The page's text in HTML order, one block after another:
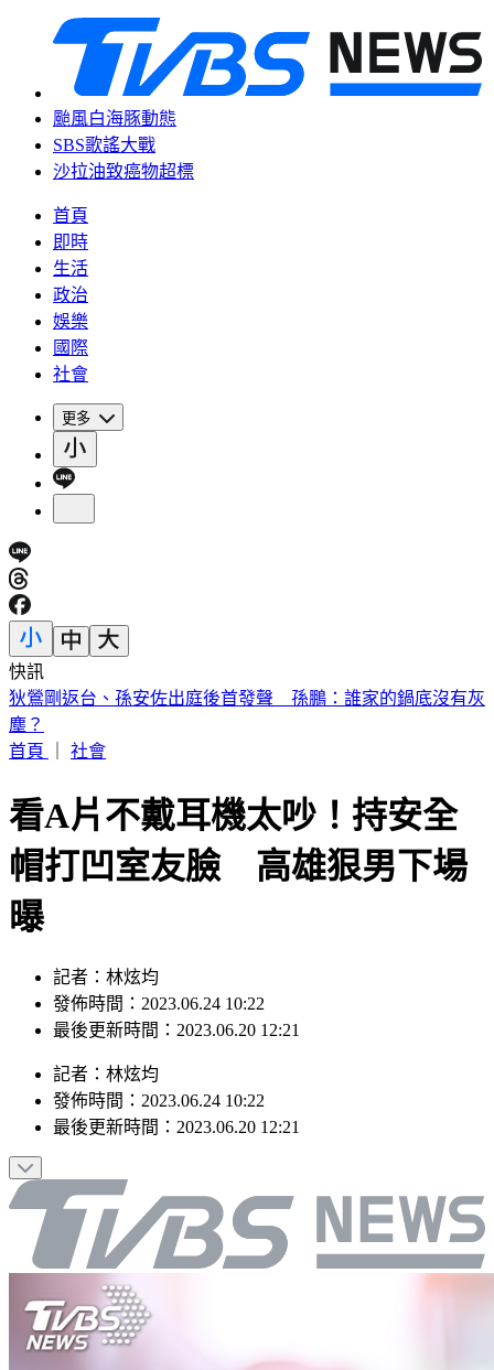
颱風白海豚動態
SBS歌謠大戰
沙拉油致癌物超標
首頁
即時
生活
政治
娛樂
國際
社會
更多
快訊
退休軍公教月退金傳加碼近6％ 行政院：最晚10月與立院溝
通
首頁
社會
看A片不戴耳機太吵！持安全
帽打凹室友臉 高雄狠男下場
曝
記者：林炫均
發佈時間：2023.06.24 10:22
最後更新時間：2023.06.20 12:21
記者 ： 林炫均
發佈時間： 2023.06.24 10:22
最後更新時間： 2023.06.20 12:21